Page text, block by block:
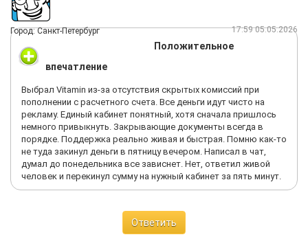
Город: Санкт-Петербург 17:59 05.05.2026
Положительное
впечатление
Выбрал Vitamin из-за отсутствия скрытых комиссий при
пополнении с расчетного счета. Все деньги идут чисто на
рекламу. Единый кабинет понятный, хотя сначала пришлось
немного привыкнуть. Закрывающие документы всегда в
порядке. Поддержка реально живая и быстрая. Помню как-то
не туда закинул деньги в пятницу вечером. Написал в чат,
думал до понедельника все зависнет. Нет, ответил живой
человек и перекинул сумму на нужный кабинет за пять минут.
Ответить